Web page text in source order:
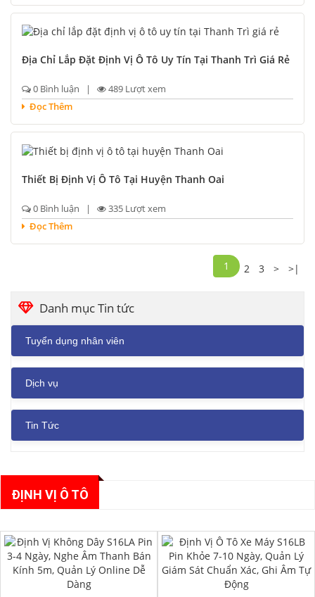
Địa Chỉ Lắp Đặt Định Vị Ô Tô Uy Tín Tại Thanh Trì Giá Rẻ
0 Bình luận |
489 Lượt xem
Đọc Thêm
Thiết Bị Định Vị Ô Tô Tại Huyện Thanh Oai
0 Bình luận |
335 Lượt xem
Đọc Thêm
1 2 3 > >|
Danh mục Tin tức
Tuyển dụng nhân viên
Dịch vụ
Tin Tức
ĐỊNH VỊ Ô TÔ